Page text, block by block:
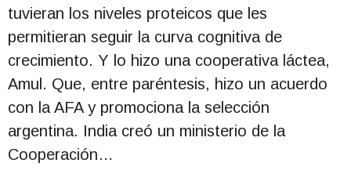
tuvieran los niveles proteicos que les
permitieran seguir la curva cognitiva de
crecimiento. Y lo hizo una cooperativa láctea,
Amul. Que, entre paréntesis, hizo un acuerdo
con la AFA y promociona la selección
argentina. India creó un ministerio de la
Cooperación…